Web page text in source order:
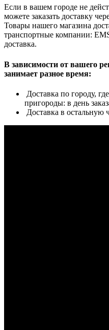
Если в вашем городе не
можете заказать доставку
Товары нашего магазина
транспортные компании:
доставка.
В зависимости от вашего
занимает разное время:
Доставка по городу,
пригороды: в день
Доставка в остальную